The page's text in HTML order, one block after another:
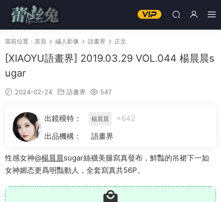
當前位置： 首頁 繡人影像 語畫界 正文
[XIAOYU語畫界] 2019.03.29 VOL.044 楊晨晨s
ugar
2024-02-24 語畫界 547
出鏡模特： 楊晨晨
×642
出品機構：
語畫界
性感女神@楊晨晨sugar絲襪美腿寫真發布，鮮豔的吊裙下一如
女神媚态更爲明豔動人，全套寫真共56P。